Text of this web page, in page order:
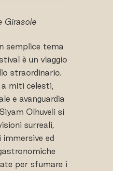
Girasole
semplice tema
è un viaggio
straordinario.
miti celesti,
e avanguardia
Olhuveli si
surreali,
ed
per sfumare i